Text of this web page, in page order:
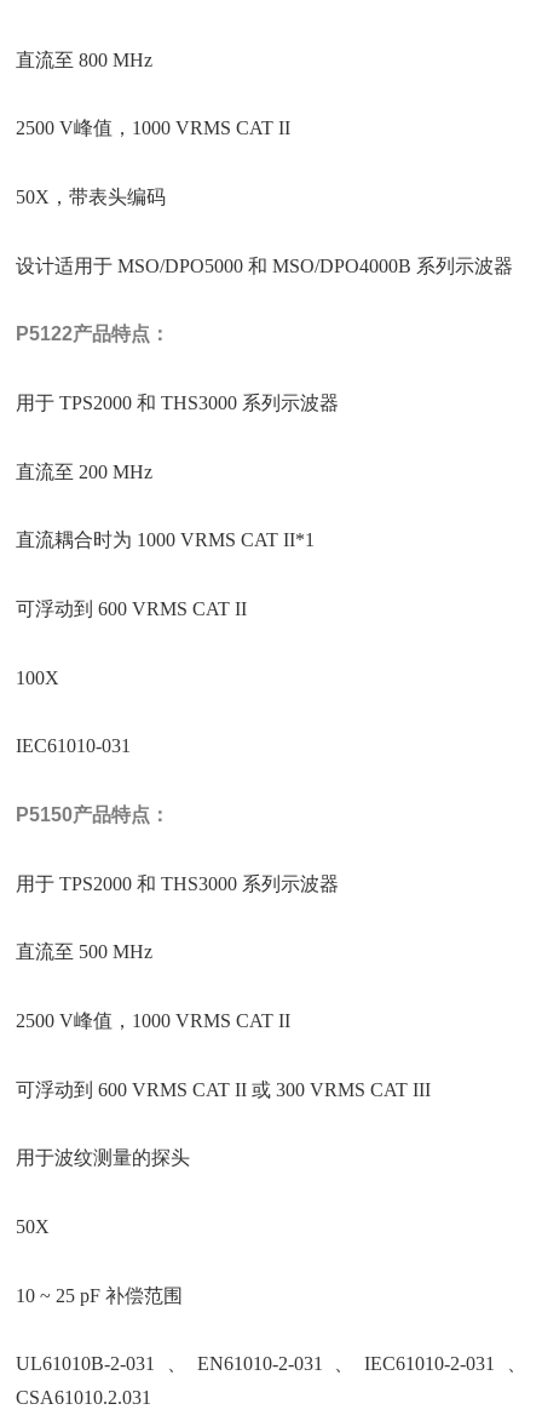
直流至 800 MHz
2500 V峰值，1000 VRMS CAT II
50X，带表头编码
设计适用于 MSO/DPO5000 和 MSO/DPO4000B 系列示波器
P5122产品特点：
用于 TPS2000 和 THS3000 系列示波器
直流至 200 MHz
直流耦合时为 1000 VRMS CAT II*1
可浮动到 600 VRMS CAT II
100X
IEC61010-031
P5150产品特点：
用于 TPS2000 和 THS3000 系列示波器
直流至 500 MHz
2500 V峰值，1000 VRMS CAT II
可浮动到 600 VRMS CAT II 或 300 VRMS CAT III
用于波纹测量的探头
50X
10 ~ 25 pF 补偿范围
UL61010B-2-031、EN61010-2-031、IEC61010-2-031、
CSA61010.2.031